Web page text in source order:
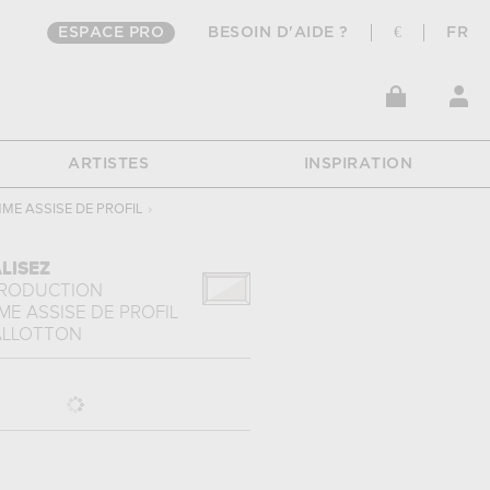
ESPACE PRO BESOIN D'AIDE ? € FR
ARTISTES INSPIRATION
ASSISE DE PROFIL ›
ASSISE DE PROFIL